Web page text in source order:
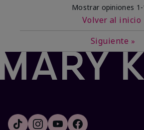
Mostrar opiniones
Volver al inicio
Siguiente »